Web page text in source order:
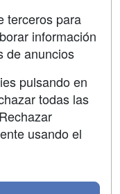
terceros para
información
de anuncios
pulsando en
todas las
usando el